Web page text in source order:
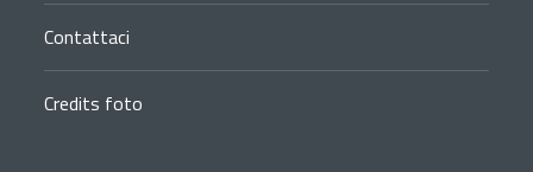
Contattaci
Credits foto